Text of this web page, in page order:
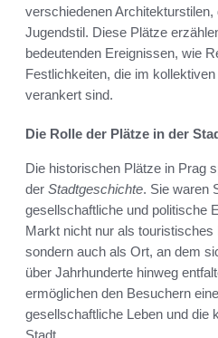
verschiedenen
Jugendstil. Diese Plätze
bedeutenden Ereignissen, wie
Festlichkeiten, die im
verankert sind.
Die Rolle der Plätze in der
Die historischen Plätze in Prag
der Stadtgeschichte. Sie waren
gesellschaftliche und politische
Markt nicht nur als touristisches
sondern auch als Ort, an dem
über Jahrhunderte hinweg
ermöglichen den Besuchern
gesellschaftliche Leben und die